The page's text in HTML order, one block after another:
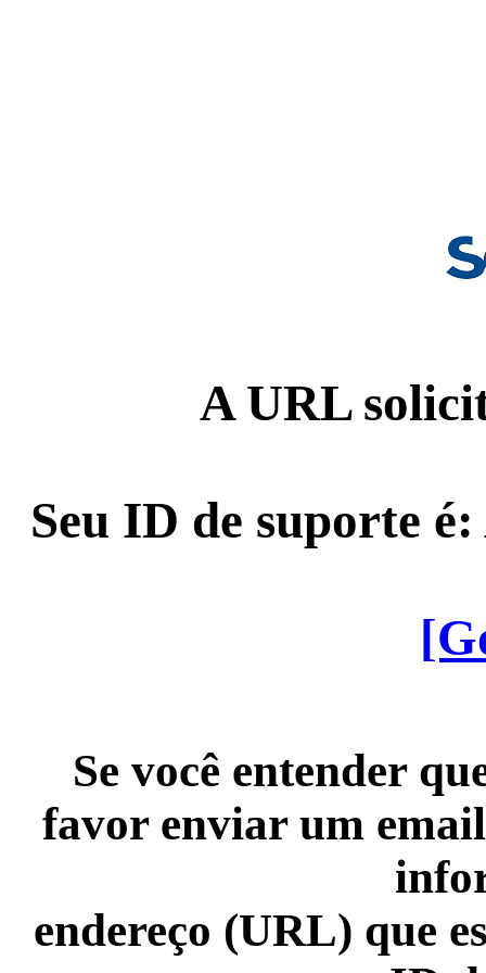
A URL
Seu ID de suporte
Se você entender
favor enviar um
endereço (URL) que